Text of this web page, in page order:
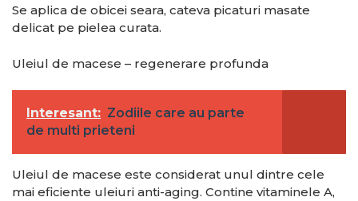
Se aplica de obicei seara, cateva picaturi masate
delicat pe pielea curata.
Uleiul de macese – regenerare profunda
Interesant: Zodiile care au parte
de multi prieteni
Uleiul de macese este considerat unul dintre cele
mai eficiente uleiuri anti-aging. Contine vitaminele A,